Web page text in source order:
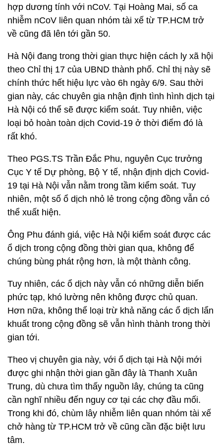
hợp dương tính với nCoV. Tại Hoàng Mai, số ca
nhiễm nCoV liên quan nhóm tài xế từ TP.HCM trở
về cũng đã lên tới gần 50.
Hà Nội đang trong thời gian thực hiện cách ly xã hội
theo Chỉ thị 17 của UBND thành phố. Chỉ thị này sẽ
chính thức hết hiệu lực vào 6h ngày 6/9. Sau thời
gian này, các chuyên gia nhận định tình hình dịch tại
Hà Nội có thể sẽ được kiểm soát. Tuy nhiên, việc
loại bỏ hoàn toàn dịch Covid-19 ở thời điểm đó là
rất khó.
Theo PGS.TS Trần Đắc Phu, nguyên Cục trưởng
Cục Y tế Dự phòng, Bộ Y tế, nhận định dịch Covid-
19 tại Hà Nội vẫn nằm trong tầm kiểm soát. Tuy
nhiên, một số ổ dịch nhỏ lẻ trong cộng đồng vẫn có
thể xuất hiện.
Ông Phu đánh giá, việc Hà Nội kiểm soát được các
ổ dịch trong cộng đồng thời gian qua, không để
chúng bùng phát rộng hơn, là một thành công.
Tuy nhiên, các ổ dịch này vẫn có những diễn biến
phức tạp, khó lường nên không được chủ quan.
Hơn nữa, không thể loại trừ khả năng các ổ dịch lẩn
khuất trong cộng đồng sẽ vẫn hình thành trong thời
gian tới.
Theo vị chuyên gia này, với ổ dịch tại Hà Nội mới
được ghi nhận thời gian gần đây là Thanh Xuân
Trung, dù chưa tìm thấy nguồn lây, chúng ta cũng
cần nghĩ nhiều đến nguy cơ tại các chợ đầu mối.
Trong khi đó, chùm lây nhiễm liên quan nhóm tài xế
chở hàng từ TP.HCM trở về cũng cần đặc biệt lưu
tâm.